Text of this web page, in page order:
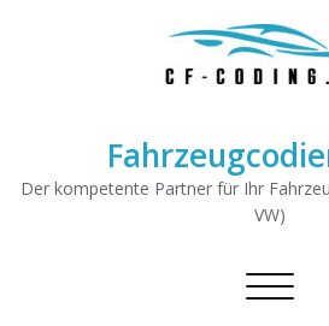
Der kompetente Partner für Ihr
VW)
Schalte